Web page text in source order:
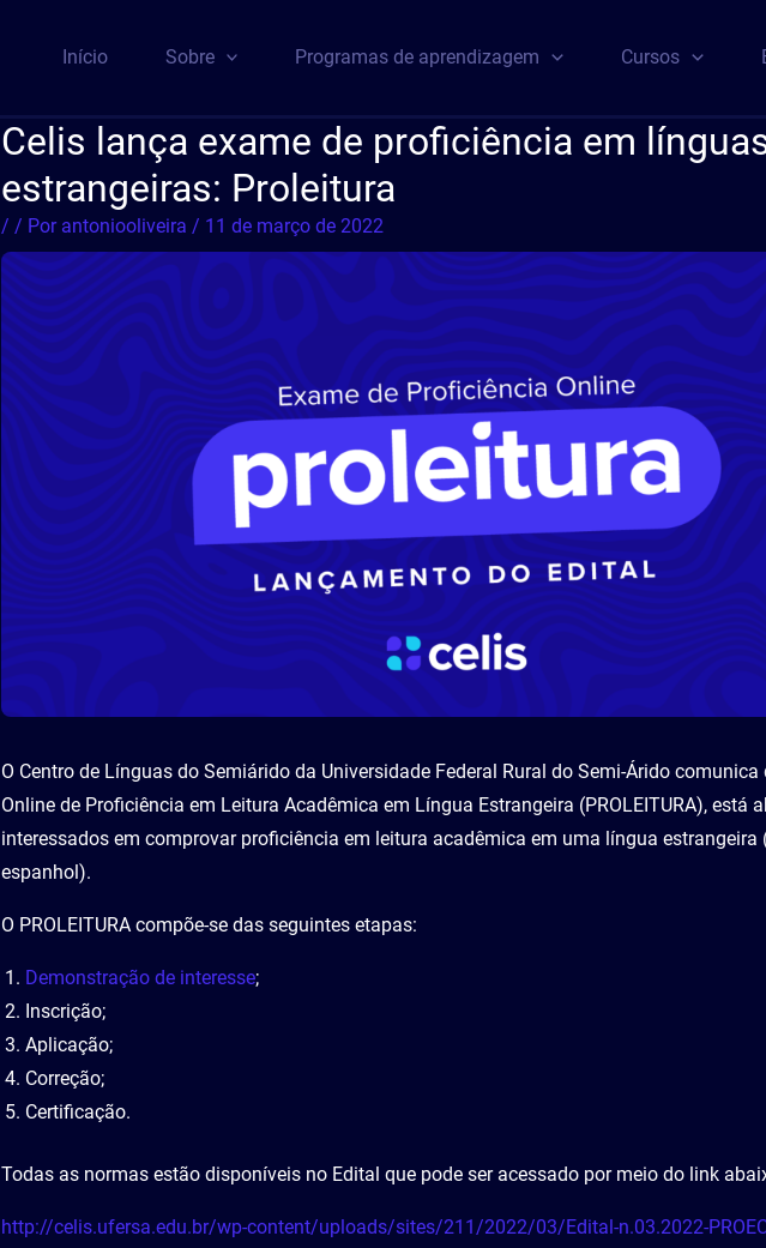
Início Sobre Programas de aprendizagem Cursos
Celis lança exame de proficiência em
estrangeiras: Proleitura
/ / Por antoniooliveira / 11 de março de 2022
O Centro de Línguas do Semiárido da Universidade Federal Rural do Semi-Árido comunica
Online de Proficiência em Leitura Acadêmica em Língua Estrangeira (PROLEITURA), está
interessados em comprovar proficiência em leitura acadêmica em uma língua estrangeira
espanhol).
O PROLEITURA compõe-se das seguintes etapas:
Demonstração de interesse;
Inscrição;
Aplicação;
Correção;
Certificação.
Todas as normas estão disponíveis no Edital que pode ser acessado por meio do link
http://celis.ufersa.edu.br/wp-content/uploads/sites/211/2022/03/Edital-n.03.2022-
navigation